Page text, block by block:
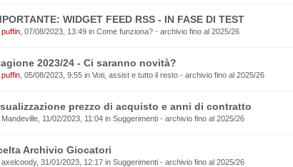
WIDGET FEED RSS - IN FASE DI TEST
puffin , 07/08/2023, 13:49 in Come funziona? - archivio fino al 2025/26
2023/24 - Ci saranno novità?
puffin , 05/08/2023, 9:55 in Voti, assist e tutto il resto - archivio fino al 2025/26
prezzo di acquisto e anni di contratto
Mandeville , 11/02/2023, 11:04 in Suggerimenti - archivio fino al 2025/26
Archivio Giocatori
axelcoody, 31/01/2023, 12:17 in Suggerimenti - archivio fino al 2025/26